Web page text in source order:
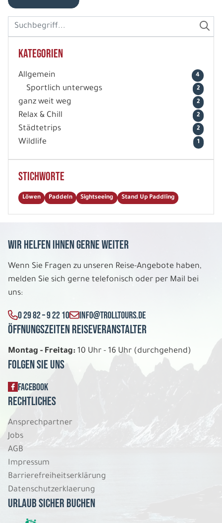
Kategorien
Allgemein 4
Sportlich unterwegs 2
ganz weit weg 2
Relax & Chill 2
Städtetrips 2
Wildlife 1
Stichworte
Löwen Paddeln Sightseeing Stand Up Paddling
Wir helfen Ihnen gerne weiter
Wenn Sie Fragen zu unseren Reise-Angebote haben,
melden Sie sich gerne telefonisch oder per Mail bei
uns:
0 29 82 – 9 22 10 INFO@TROLLTOURS.DE
Öffnungszeiten Reiseveranstalter
Montag - Freitag: 10 Uhr - 16 Uhr (durchgehend)
Folgen Sie uns
FACEBOOK
Rechtliches
Ansprechpartner
Jobs
AGB
Impressum
Barrierefreiheitserklärung
Datenschutzerklaerung
Urlaub sicher buchen